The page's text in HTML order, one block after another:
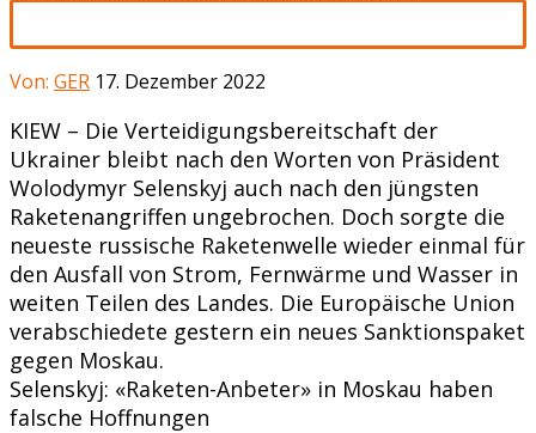
Von: GER 17. Dezember 2022
KIEW – Die Verteidigungsbereitschaft der
Ukrainer bleibt nach den Worten von Präsident
Wolodymyr Selenskyj auch nach den jüngsten
Raketenangriffen ungebrochen. Doch sorgte die
neueste russische Raketenwelle wieder einmal für
den Ausfall von Strom, Fernwärme und Wasser in
weiten Teilen des Landes. Die Europäische Union
verabschiedete gestern ein neues Sanktionspaket
gegen Moskau.
Selenskyj: «Raketen-Anbeter» in Moskau haben
falsche Hoffnungen